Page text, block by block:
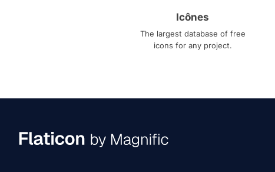
Icônes
The largest database of free
icons for any project.